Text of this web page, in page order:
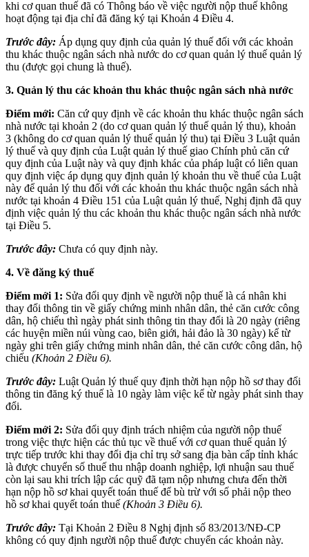
khi cơ quan thuế đã có Thông báo về việc người nộp thuế không
hoạt động tại địa chỉ đã đăng ký tại Khoản 4 Điều 4.
Trước đây: Áp dụng quy định của quản lý thuế đối với các khoản
thu khác thuộc ngân sách nhà nước do cơ quan quản lý thuế quản lý
thu (được gọi chung là thuế).
3. Quản lý thu các khoản thu khác thuộc ngân sách nhà nước
Điểm mới: Căn cứ quy định về các khoản thu khác thuộc ngân sách
nhà nước tại khoản 2 (do cơ quan quản lý thuế quản lý thu), khoản
3 (không do cơ quan quản lý thuế quản lý thu) tại Điều 3 Luật quản
lý thuế và quy định của Luật quản lý thuế giao Chính phủ căn cứ
quy định của Luật này và quy định khác của pháp luật có liên quan
quy định việc áp dụng quy định quản lý khoản thu về thuế của Luật
này để quản lý thu đối với các khoản thu khác thuộc ngân sách nhà
nước tại khoản 4 Điều 151 của Luật quản lý thuế, Nghị định đã quy
định việc quản lý thu các khoản thu khác thuộc ngân sách nhà nước
tại Điều 5.
Trước đây: Chưa có quy định này.
4. Về đăng ký thuế
Điểm mới 1: Sửa đổi quy định về người nộp thuế là cá nhân khi
thay đổi thông tin về giấy chứng minh nhân dân, thẻ căn cước công
dân, hộ chiếu thì ngày phát sinh thông tin thay đổi là 20 ngày (riêng
các huyện miền núi vùng cao, biên giới, hải đảo là 30 ngày) kể từ
ngày ghi trên giấy chứng minh nhân dân, thẻ căn cước công dân, hộ
chiếu (Khoản 2 Điều 6).
Trước đây: Luật Quản lý thuế quy định thời hạn nộp hồ sơ thay đổi
thông tin đăng ký thuế là 10 ngày làm việc kể từ ngày phát sinh thay
đổi.
Điểm mới 2: Sửa đổi quy định trách nhiệm của người nộp thuế
trong việc thực hiện các thủ tục về thuế với cơ quan thuế quản lý
trực tiếp trước khi thay đổi địa chỉ trụ sở sang địa bàn cấp tỉnh khác
là được chuyển số thuế thu nhập doanh nghiệp, lợi nhuận sau thuế
còn lại sau khi trích lập các quỹ đã tạm nộp nhưng chưa đến thời
hạn nộp hồ sơ khai quyết toán thuế để bù trừ với số phải nộp theo
hồ sơ khai quyết toán thuế (Khoản 3 Điều 6).
Trước đây: Tại Khoản 2 Điều 8 Nghị định số 83/2013/NĐ-CP
không có quy định người nộp thuế được chuyển các khoản này.